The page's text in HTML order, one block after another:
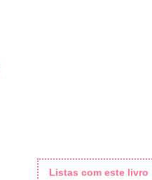
Listas com este livro